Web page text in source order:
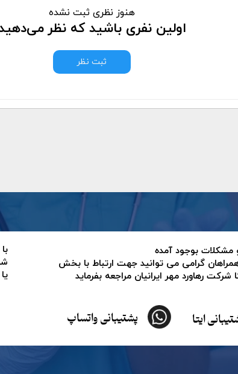
هنوز نظری ثبت نشده
اولین نفری باشید که نظر
ثبت نظر
و مشکلات بوجود آمده
گرامی می توانید جهت ارتباط با بخش
رهاورد مهر ایرانیان مراجعه بفرماید
ایتا پشتیبانی واتساپ